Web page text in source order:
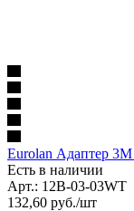
Eurolan Адаптер 3M
Есть в наличии
Арт.: 12B-03-03WT
132,60 руб./шт